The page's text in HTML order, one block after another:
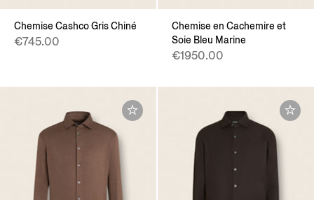
Chemise Cashco Gris Chiné
€745.00
Chemise en Cachemire et
Soie Bleu Marine
€1950.00